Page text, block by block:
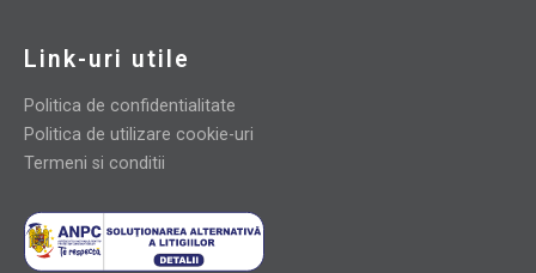
Link-uri utile
Politica de confidentialitate
Politica de utilizare cookie-uri
Termeni si conditii